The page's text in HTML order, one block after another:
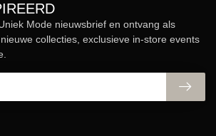
Mode nieuwsbrief en ontvang als
collecties, exclusieve in-store events